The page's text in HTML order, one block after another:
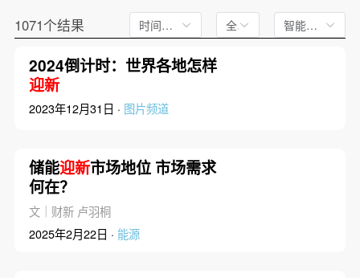
1071个结果 时间不限 全文 智能排序
2024倒计时：世界各地怎样
迎新
2023年12月31日 · 图片频道
储能迎新市场地位 市场需求
何在？
文｜财新 卢羽桐
2025年2月22日 · 能源